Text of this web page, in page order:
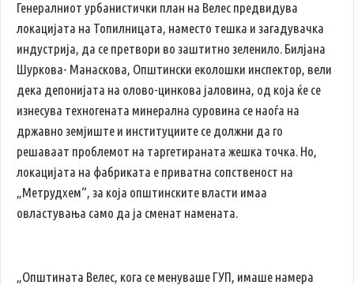
Генералниот урбанистички план на Велес предвидува
локацијата на Топилницата, наместо тешка и загадувачка
индустрија, да се претвори во заштитно зеленило. Билјана
Шуркова- Манаскова, Општински еколошки инспектор, вели
дека депонијата на олово-цинкова јаловина, од која ќе се
изнесува техногената минерална суровина се наоѓа на
државно земјиште и институциите се должни да го
решаваат проблемот на таргетираната жешка точка. Но,
локацијата на фабриката е приватна сопственост на
„Метрудхем“, за која општинските власти имаа
овластувања само да ја сменат намената.
„Општината Велес, кога се менуваше ГУП, имаше намера